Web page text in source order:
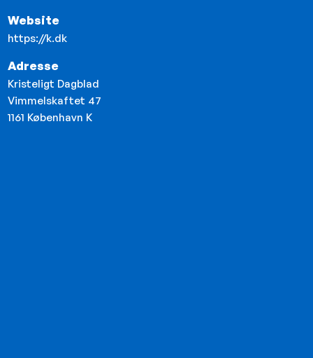
Website
https://k.dk
Adresse
Kristeligt Dagblad
Vimmelskaftet 47
1161 København K